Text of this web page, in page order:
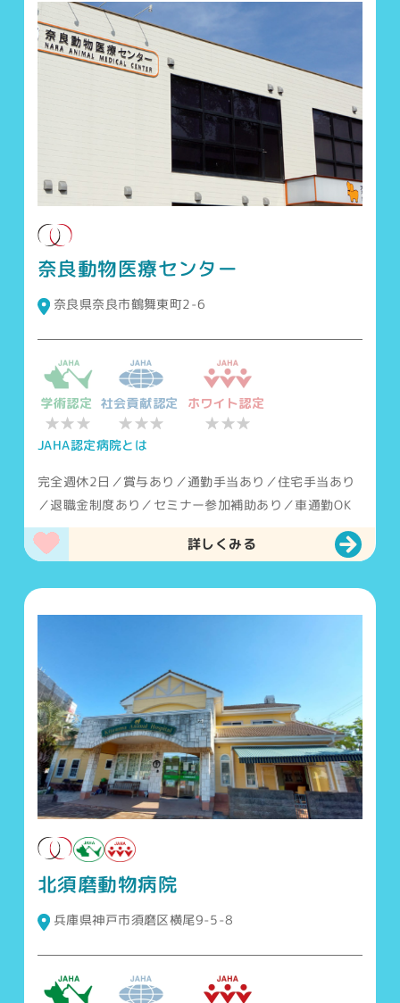
奈良動物医療センター
奈良県奈良市鶴舞東町2-6
学術認定
★★★
社会貢献認定
★★★
ホワイト認定
★★★
JAHA認定病院とは
完全週休2日／賞与あり／通勤手当あり／住宅手当あり
／退職金制度あり／セミナー参加補助あり／車通勤OK
詳しくみる
北須磨動物病院
兵庫県神戸市須磨区横尾9-5-8